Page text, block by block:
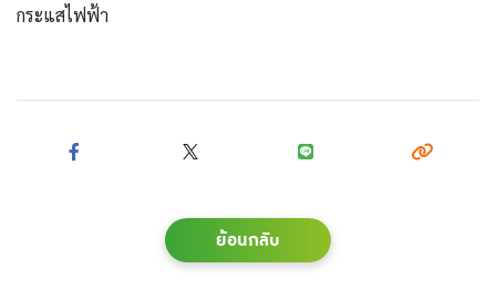
กระแสไฟฟ้า
ย้อนกลับ